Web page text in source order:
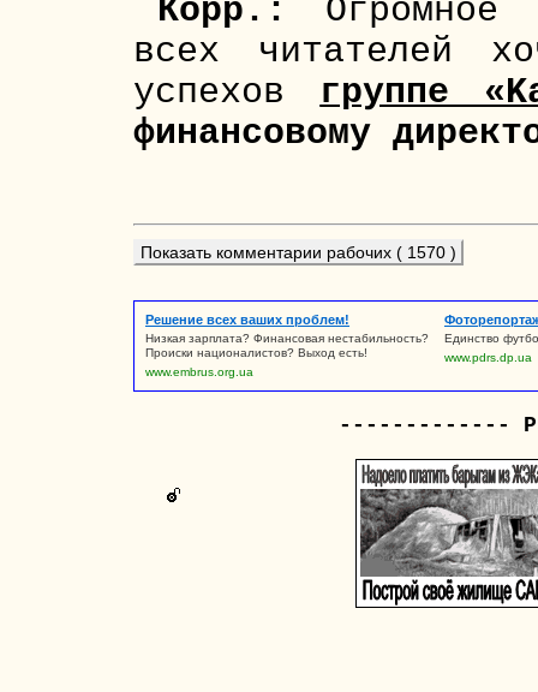
Корр.:
Огромное
всех читателей
успехов группе
финансовому
Показать комментарии рабочих ( 1570 )
Решение всех ваших проблем!
Низкая зарплата? Финансовая нестабильность?
Происки националистов? Выход есть!
www.embrus.org.ua
Единство
www.pdrs.dp.ua
-------------